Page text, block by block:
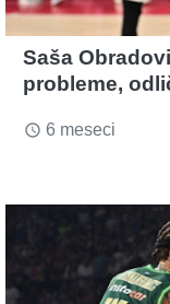
Saša
probleme,
access_time 6 meseci